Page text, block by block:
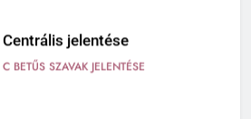
Centrális jelentése